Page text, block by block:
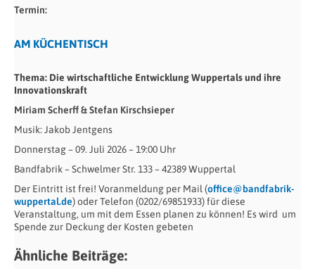
Termin:
AM KÜCHENTISCH
Thema: Die wirtschaftliche Entwicklung Wuppertals und ihre
Innovationskraft
Miriam Scherff & Stefan Kirschsieper
Musik: Jakob Jentgens
Donnerstag – 09. Juli 2026 – 19:00 Uhr
Bandfabrik – Schwelmer Str. 133 – 42389 Wuppertal
Der Eintritt ist frei! Voranmeldung per Mail (office@bandfabrik-
wuppertal.de) oder Telefon (0202/69851933) für diese
Veranstaltung, um mit dem Essen planen zu können! Es wird um
Spende zur Deckung der Kosten gebeten
Ähnliche Beiträge: